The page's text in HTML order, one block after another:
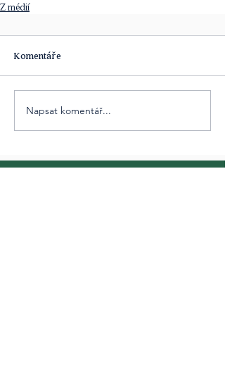
Z médií
Komentáře
Napsat komentář...